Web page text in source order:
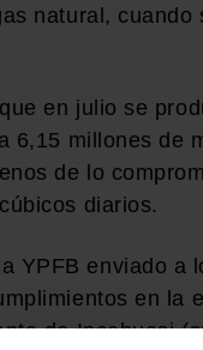
natural,
en julio se
6,15 millones de
de lo
diarios.
YPFB enviado a
en la
de Incahuasi